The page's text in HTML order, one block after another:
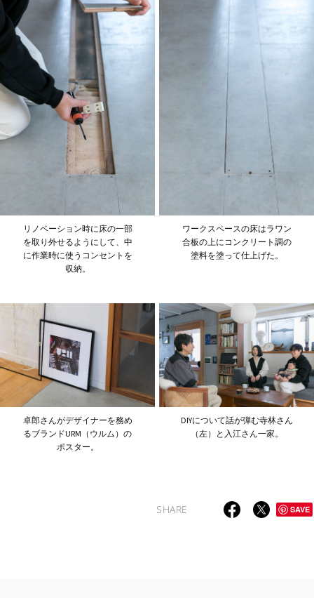
リノベーション時に床の一部
を取り外せるようにして、中
に作業時に使うコンセントを
収納。
ワークスペースの床はラワン
合板の上にコンクリート調の
塗料を塗って仕上げた。
卓郎さんがデザイナーを務め
るブランドURM（ウルム）の
ポスター。
DIYについて話が弾む寺林さん
（左）と入江さん一家。
SHARE SAVE